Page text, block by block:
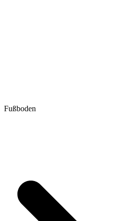
Fußboden